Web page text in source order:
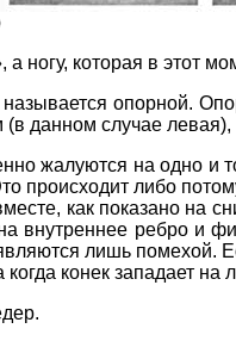
ногу, которая в этот
опорной.
данном случае
жалуются на одно и
происходит либо
как показано на
внутреннее ребро и
лишь помехой.
конек западает